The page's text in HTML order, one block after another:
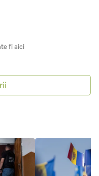
fi aici